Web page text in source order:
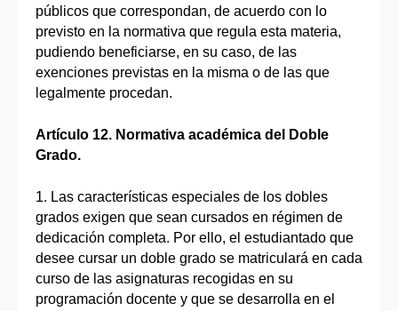
públicos que correspondan, de acuerdo con lo
previsto en la normativa que regula esta materia,
pudiendo beneficiarse, en su caso, de las
exenciones previstas en la misma o de las que
legalmente procedan.
Artículo 12. Normativa académica del Doble
Grado.
1. Las características especiales de los dobles
grados exigen que sean cursados en régimen de
dedicación completa. Por ello, el estudiantado que
desee cursar un doble grado se matriculará en cada
curso de las asignaturas recogidas en su
programación docente y que se desarrolla en el